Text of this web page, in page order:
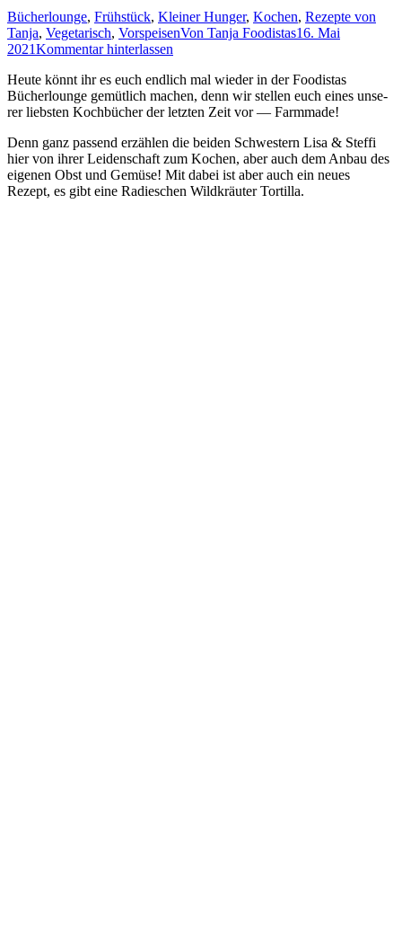
Bücherlounge, Frühstück, Kleiner Hunger, Kochen, Rezepte von
Tanja, Vegetarisch, VorspeisenVon Tanja Foodistas16. Mai
2021Kommentar hinterlassen
Heu­te könnt ihr es euch end­lich mal wie­der in der Foo­di­stas
Bücher­lounge gemüt­lich machen, denn wir stel­len euch eines unse­
rer liebs­ten Koch­bü­cher der letz­ten Zeit vor — Farmmade!
Denn ganz pas­send erzäh­len die bei­den Schwes­tern Lisa & Stef­fi
hier von ihrer Lei­den­schaft zum Kochen, aber auch dem Anbau des
eige­nen Obst und Gemü­se! Mit dabei ist aber auch ein neu­es
Rezept, es gibt eine Radies­chen Wild­kräu­ter Tortilla.